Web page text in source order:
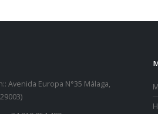
Avenida Europa N°35 Málaga,